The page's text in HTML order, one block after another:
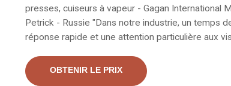
presses, cuiseurs à vapeur - Gagan International
Petrick - Russie "Dans notre industrie, un temps
réponse rapide et une attention particulière aux vis
France Presse à huile de palme à double vis de 1
en cours d'exécution video_Palm La presse à huile
OBTENIR LE PRIX